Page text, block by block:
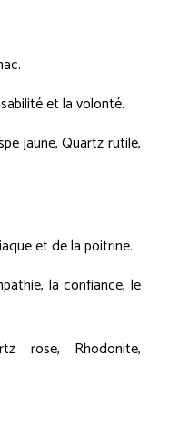
et la volonté.
jaune, Quartz rutile,
et de la poitrine.
la confiance, le
rose, Rhodonite,